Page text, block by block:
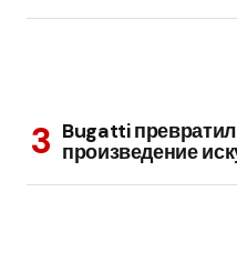
Bugatti
произведение